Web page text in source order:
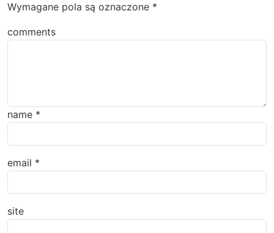
Wymagane pola są oznaczone *
comments
name *
email *
site